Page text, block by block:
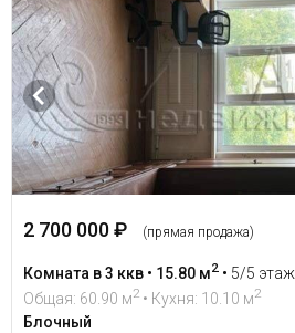
2 700 000 ₽ (прямая продажа)
Комната в 3 ккв • 15.80 м2 • 5/5 этаж
Общая: 60.90 м2 • Кухня: 10.10 м2
Блочный